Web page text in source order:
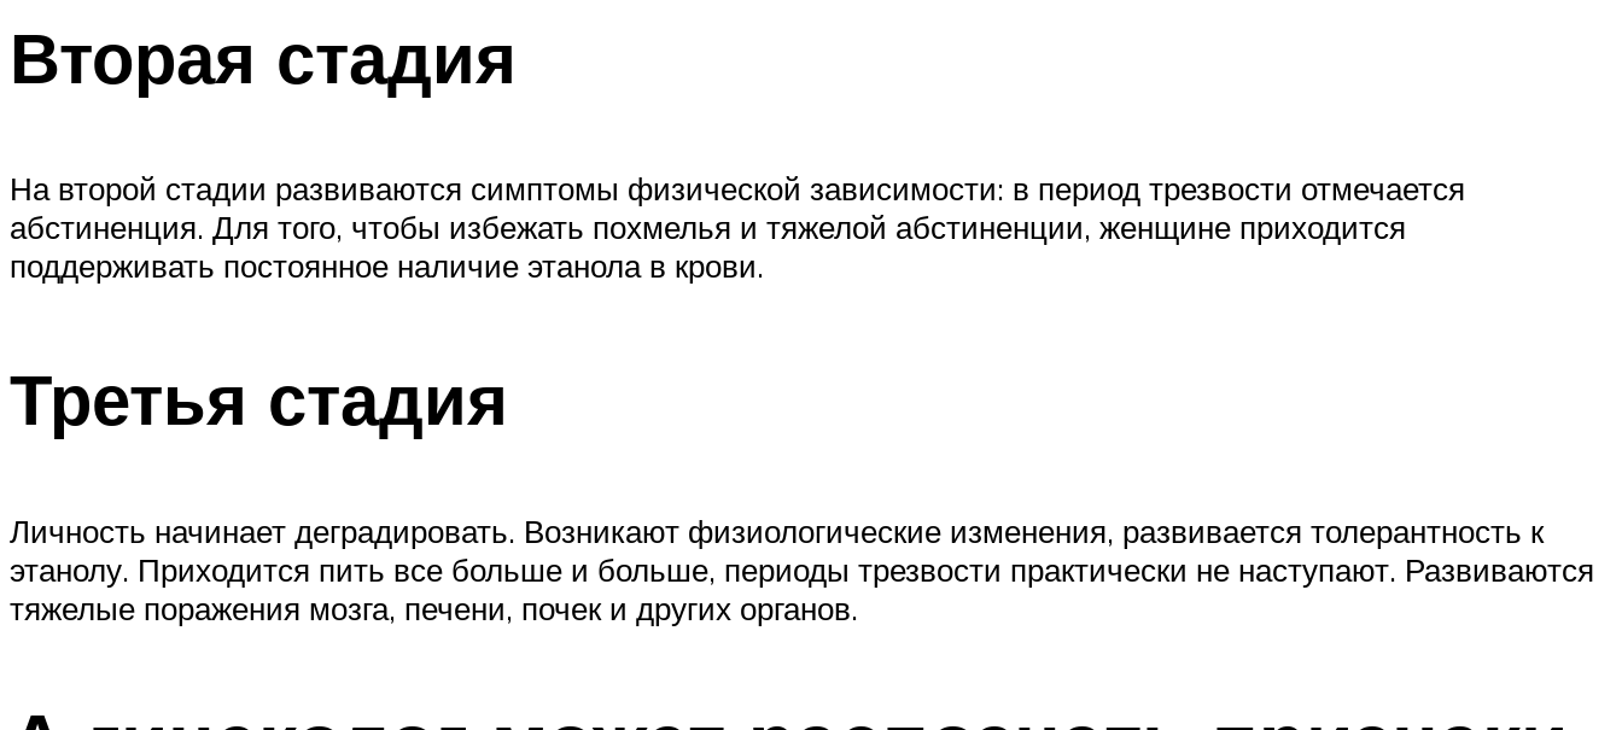
Вторая стадия
На второй стадии развиваются симптомы физической зависимости: в период трезвости отмечается
абстиненция. Для того, чтобы избежать похмелья и тяжелой абстиненции, женщине приходится
поддерживать постоянное наличие этанола в крови.
Третья стадия
Личность начинает деградировать. Возникают физиологические изменения, развивается толерантность к
этанолу. Приходится пить все больше и больше, периоды трезвости практически не наступают. Развиваются
тяжелые поражения мозга, печени, почек и других органов.